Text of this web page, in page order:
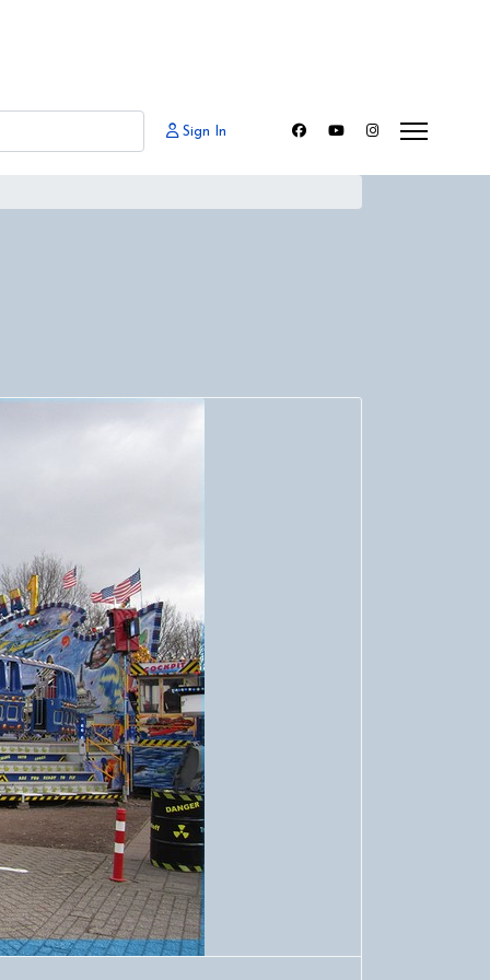
Sign In